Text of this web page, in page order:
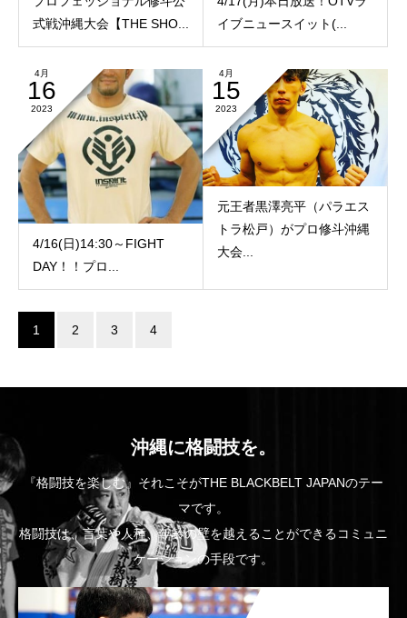
式戦沖縄大会【THE SHO...
イブニュースイット(...
4月
16
2023
4/16(日)14:30～FIGHT
DAY！！プロ...
4月
15
2023
元王者黒澤亮平（パラエス
トラ松戸）がプロ修斗沖縄
大会...
1 2 3 4
沖縄に格闘技を。
『格闘技を楽しむ』それこそがTHE BLACKBELT JAPANのテー
マです。
格闘技は、言葉や人種、年齢の壁を越えることができるコミュニ
ケーションの手段です。